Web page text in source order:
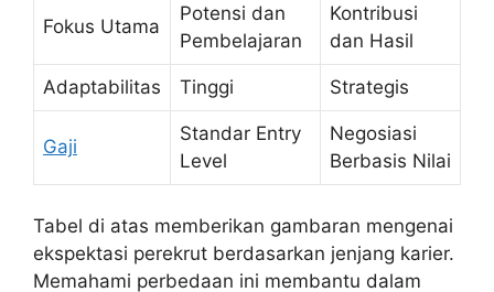
Fokus Utama
Potensi dan
Pembelajaran
Kontribusi
dan Hasil
Adaptabilitas Tinggi Strategis
Gaji
Standar Entry
Level
Negosiasi
Berbasis Nilai
Tabel di atas memberikan gambaran mengenai
ekspektasi perekrut berdasarkan jenjang karier.
Memahami perbedaan ini membantu dalam